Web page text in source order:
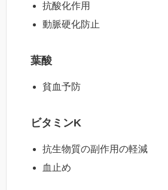
抗酸化作用
動脈硬化防止
葉酸
貧血予防
ビタミンK
抗生物質の副作用の軽減
血止め